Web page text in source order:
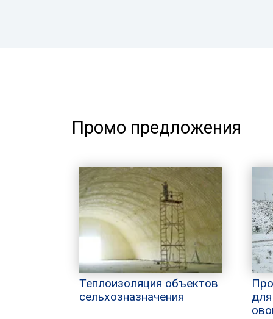
Промо предложения
Теплоизоляция объектов
сельхозназначения